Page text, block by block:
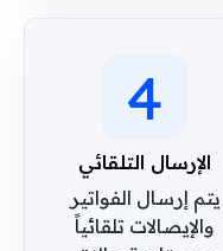
4
الإرسال التلقائي
يتم إرسال الفواتير
والإيصالات تلقائياً